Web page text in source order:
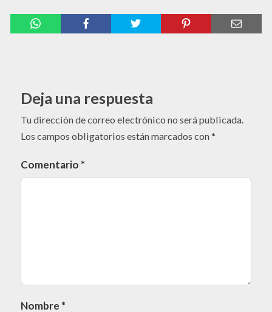
Deja una respuesta
Tu dirección de correo electrónico no será publicada.
Los campos obligatorios están marcados con*
Comentario *
Nombre *